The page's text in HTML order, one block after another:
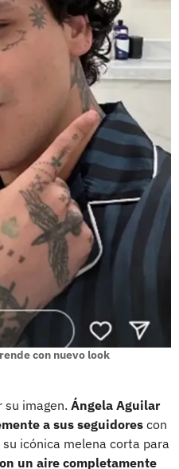
con nuevo look
su imagen. Ángela Aguilar
a sus seguidores con
icónica melena corta para
un aire completamente